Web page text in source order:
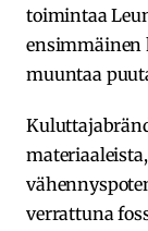
toimintaa
ensimmäinen
muuntaa
verrattuna